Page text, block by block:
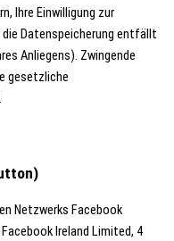
Ihre Einwilligung zur
die Datenspeicherung entfällt
Anliegens). Zwingende
gesetzliche
Netzwerks Facebook
Ireland Limited, 4